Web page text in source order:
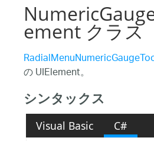
ement クラス
の UIElement。
シンタックス
Visual Basic C#